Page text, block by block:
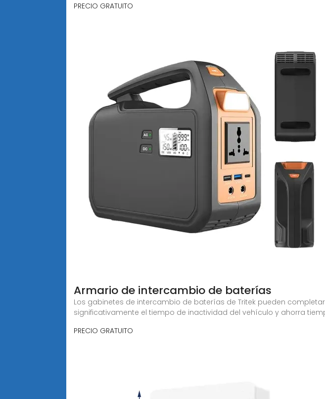
PRECIO GRATUITO
Armario de intercambio de baterías
Los gabinetes de intercambio de baterías de Tritek pueden
significativamente el tiempo de inactividad del vehículo y ahorra
PRECIO GRATUITO